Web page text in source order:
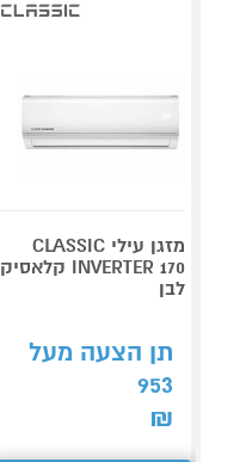
מזגן עילי CLASSIC
INVERTER 170 קלאסיק
לבן
תן הצעה מעל
953
₪